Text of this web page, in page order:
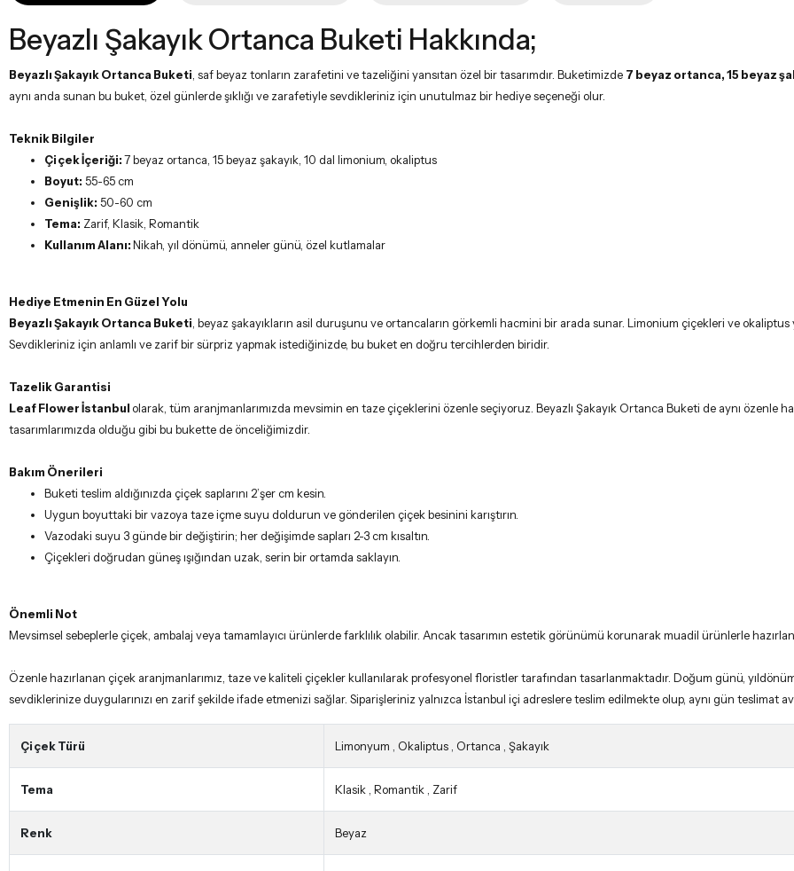
Beyazlı Şakayık Ortanca Buketi Hakkında;
Beyazlı Şakayık Ortanca Buketi , saf beyaz tonların zarafetini ve tazeliğini yansıtan özel bir tasarımdır. Buketimizde 7 beyaz ortanca, 15 beyaz
aynı anda sunan bu buket, özel günlerde şıklığı ve zarafetiyle sevdikleriniz için unutulmaz bir hediye seçeneği olur.
Teknik Bilgiler
Çiçek İçeriği:7 beyaz ortanca, 15 beyaz şakayık, 10 dal limonium, okaliptus
Boyut: 55-65 cm
Genişlik: 50-60 cm
Tema: Zarif, Klasik, Romantik
Kullanım Alanı:Nikah, yıl dönümü, anneler günü, özel kutlamalar
Hediye Etmenin En Güzel Yolu
Beyazlı Şakayık Ortanca Buketi , beyaz şakayıkların asil duruşunu ve ortancaların görkemli hacmini bir arada sunar. Limonium çiçekleri ve
Sevdikleriniz için anlamlı ve zarif bir sürpriz yapmak istediğinizde, bu buket en doğru tercihlerden biridir.
Tazelik Garantisi
Leaf Flower İstanbul olarak, tüm aranjmanlarımızda mevsimin en taze çiçeklerini özenle seçiyoruz. Beyazlı Şakayık Ortanca Buketi de aynı özenle
tasarımlarımızda olduğu gibi bu bukette de önceliğimizdir.
Bakım Önerileri
Buketi teslim aldığınızda çiçek saplarını 2’şer cm kesin.
Uygun boyuttaki bir vazoya taze içme suyu doldurun ve gönderilen çiçek besinini karıştırın.
Vazodaki suyu 3 günde bir değiştirin; her değişimde sapları 2-3 cm kısaltın.
Çiçekleri doğrudan güneş ışığından uzak, serin bir ortamda saklayın.
Önemli Not
Mevsimsel sebeplerle çiçek, ambalaj veya tamamlayıcı ürünlerde farklılık olabilir. Ancak tasarımın estetik görünümü korunarak muadil ürünlerle
Özenle hazırlanan çiçek aranjmanlarımız, taze ve kaliteli çiçekler kullanılarak profesyonel floristler tarafından tasarlanmaktadır. Doğum günü,
sevdiklerinize duygularınızı en zarif şekilde ifade etmenizi sağlar. Siparişleriniz yalnızca İstanbul içi adreslere teslim edilmekte olup, aynı gün teslimat
Çiçek Türü Limonyum Okaliptus Ortanca Şakayık
Tema Klasik Romantik Zarif
Renk Beyaz